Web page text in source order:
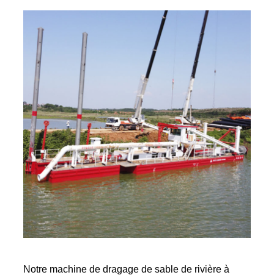
Notre machine de dragage de sable de rivière à